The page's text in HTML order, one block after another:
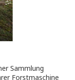
Sammlung
Forstmaschine